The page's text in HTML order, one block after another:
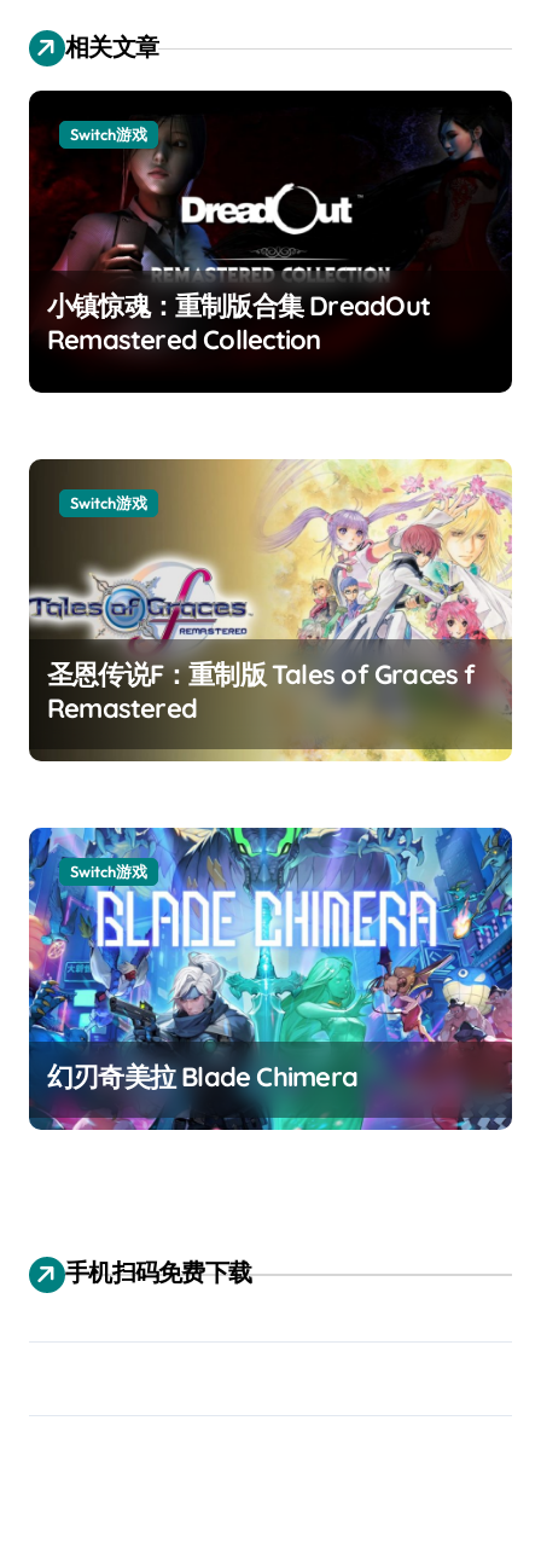
相关文章
Switch游戏
小镇惊魂：重制版合集 DreadOut
Remastered Collection
Switch游戏
圣恩传说F：重制版 Tales of Graces f
Remastered
Switch游戏
幻刃奇美拉 Blade Chimera
手机扫码免费下载